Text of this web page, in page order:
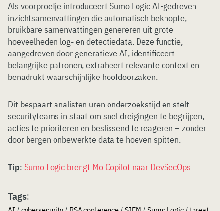
Als voorproefje introduceert Sumo Logic AI-gedreven
inzichtsamenvattingen die automatisch beknopte,
bruikbare samenvattingen genereren uit grote
hoeveelheden log- en detectiedata. Deze functie,
aangedreven door generatieve AI, identificeert
belangrijke patronen, extraheert relevante context en
benadrukt waarschijnlijke hoofdoorzaken.
Dit bespaart analisten uren onderzoekstijd en stelt
securityteams in staat om snel dreigingen te begrijpen,
acties te prioriteren en beslissend te reageren – zonder
door bergen onbewerkte data te hoeven spitten.
Tip: Sumo Logic brengt Mo Copilot naar DevSecOps
Tags: